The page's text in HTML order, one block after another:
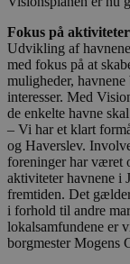
Fokus på aktiviteter
Udvikling af
med fokus på at
muligheder,
interesser. Med
de enkelte havne
– Vi har et klart
og Haverslev.
foreninger har været
aktiviteter havnene i
fremtiden. Det
i forhold til andre
lokalsamfundene er
borgmester Mogens